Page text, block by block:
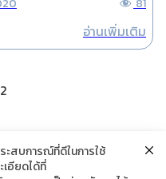
81
อ่านเพิ่มเติม
2
ะสบการณ์ที่ดีในการใช้
อียดได้ที่